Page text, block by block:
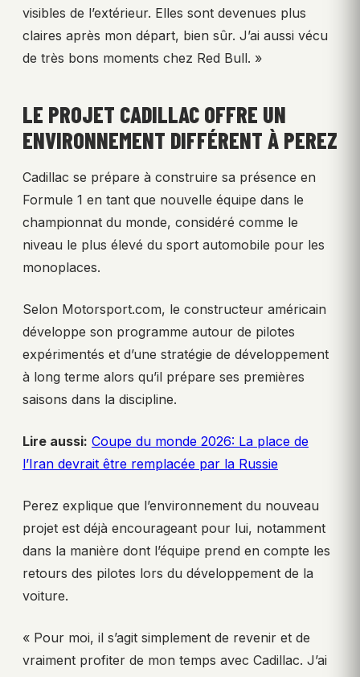
visibles de l’extérieur. Elles sont devenues plus
claires après mon départ, bien sûr. J’ai aussi vécu
de très bons moments chez Red Bull. »
LE PROJET CADILLAC OFFRE UN
ENVIRONNEMENT DIFFÉRENT À PEREZ
Cadillac se prépare à construire sa présence en
Formule 1 en tant que nouvelle équipe dans le
championnat du monde, considéré comme le
niveau le plus élevé du sport automobile pour les
monoplaces.
Selon Motorsport.com, le constructeur américain
développe son programme autour de pilotes
expérimentés et d’une stratégie de développement
à long terme alors qu’il prépare ses premières
saisons dans la discipline.
Lire aussi: Coupe du monde 2026: La place de
l’Iran devrait être remplacée par la Russie
Perez explique que l’environnement du nouveau
projet est déjà encourageant pour lui, notamment
dans la manière dont l’équipe prend en compte les
retours des pilotes lors du développement de la
voiture.
« Pour moi, il s’agit simplement de revenir et de
vraiment profiter de mon temps avec Cadillac. J’ai